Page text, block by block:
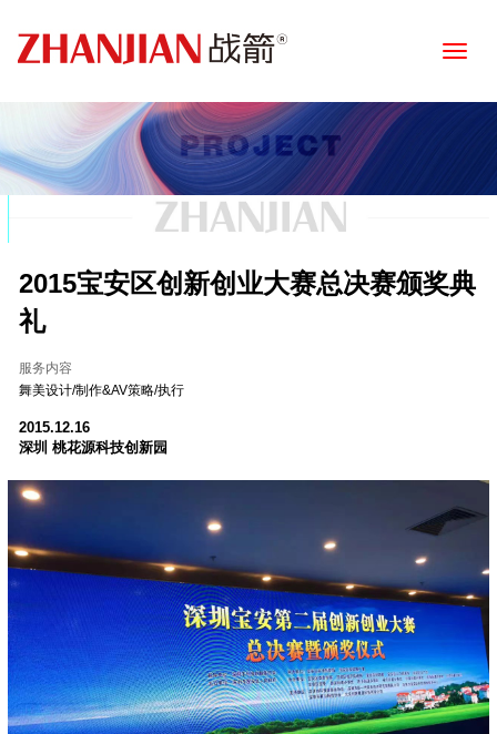
Toggle
2015宝安区创新创业大赛总决赛颁奖典
礼
服务内容
舞美设计/制作&AV策略/执行
2015.12.16
深圳 桃花源科技创新园